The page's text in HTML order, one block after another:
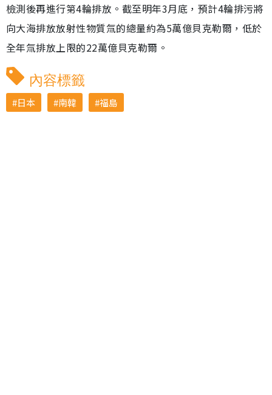
檢測後再進行第4輪排放。截至明年3月底，預計4輪排污將
向大海排放放射性物質氚的總量約為5萬億貝克勒爾，低於
全年氚排放上限的22萬億貝克勒爾。
內容標籤
日本 南韓 福島